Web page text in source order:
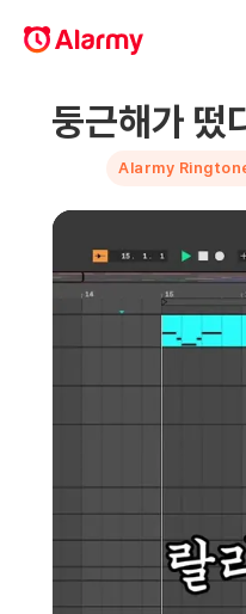
둥근해가 떴
Alarmy